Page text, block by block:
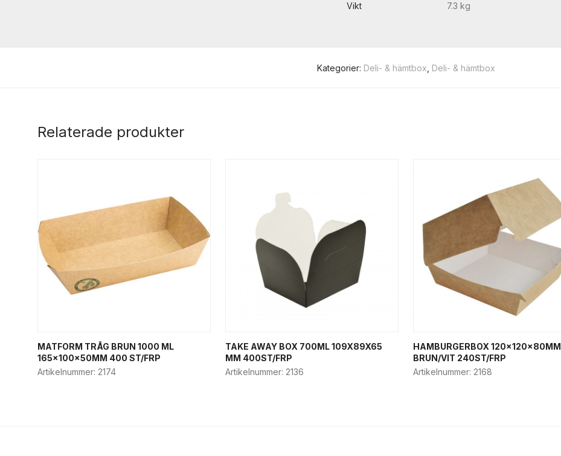
Vikt 7.3 kg
Kategorier: Deli- & hämtbox Deli- & hämtbox
Relaterade produkter
MATFORM TRÅG BRUN 1000 ML
165x100x50MM 400 ST/FRP
Artikelnummer: 2174
TAKE AWAY BOX 700ML 109X89X65
MM 400ST/FRP
Artikelnummer: 2136
HAMBURGERBOX 120x120x80MM
BRUN/VIT 240ST/FRP
Artikelnummer: 2168